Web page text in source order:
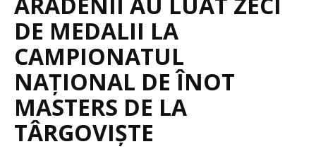
DE MEDALII LA
CAMPIONATUL
NAȚIONAL DE ÎNOT
MASTERS DE LA
TÂRGOVIȘTE